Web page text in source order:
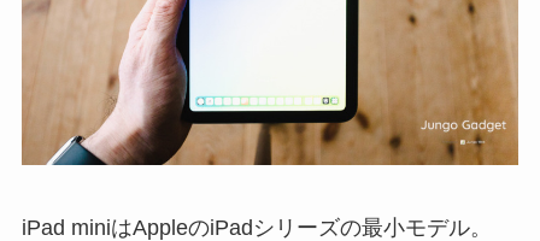
iPad miniはAppleのiPadシリーズの最小モデル。